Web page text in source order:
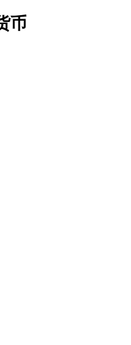
币